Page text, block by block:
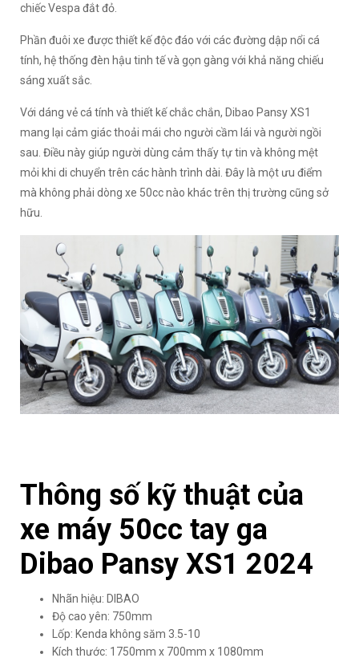
chiếc Vespa đắt đỏ.
Phần đuôi xe được thiết kế độc đáo với các đường dập nổi cá
tính, hệ thống đèn hậu tinh tế và gọn gàng với khả năng chiếu
sáng xuất sắc.
Với dáng vẻ cá tính và thiết kế chắc chắn, Dibao Pansy XS1
mang lại cảm giác thoải mái cho người cầm lái và người ngồi
sau. Điều này giúp người dùng cảm thấy tự tin và không mệt
mỏi khi di chuyển trên các hành trình dài. Đây là một ưu điểm
mà không phải dòng xe 50cc nào khác trên thị trường cũng sở
hữu.
Thông số kỹ thuật của
xe máy 50cc tay ga
Dibao Pansy XS1 2024
Nhãn hiệu: DIBAO
Độ cao yên: 750mm
Lốp: Kenda không săm 3.5-10
Kích thước: 1750mm x 700mm x 1080mm